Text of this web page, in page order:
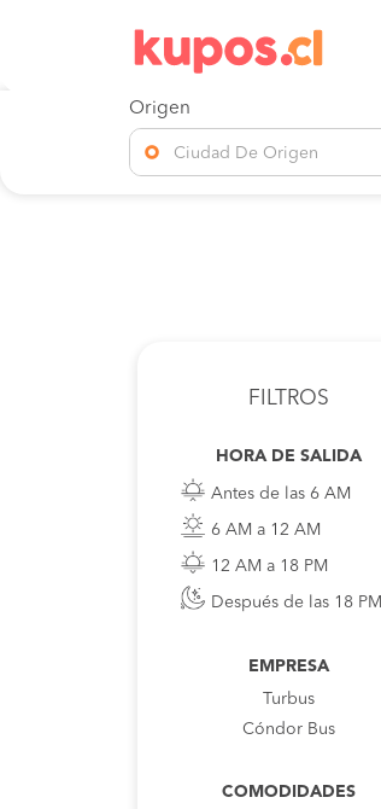
Origen
Ciudad De Origen
FILTROS
HORA DE SALIDA
Antes de las 6 AM
6 AM a 12 AM
12 AM a 18 PM
Después de las 18 PM
EMPRESA
Turbus
Cóndor Bus
COMODIDADES